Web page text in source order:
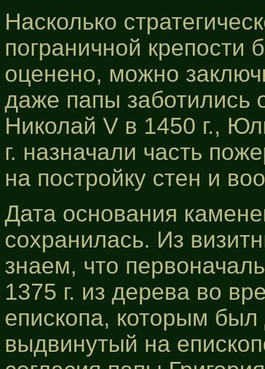
Насколько
пограничной
оценено, можно
даже папы заботились
Николай V в 1450 г.,
г. назначали часть
на постройку стен и
Дата основания
сохранилась. Из
знаем, что
1375 г. из дерева во
епископа, которым
выдвинутый на